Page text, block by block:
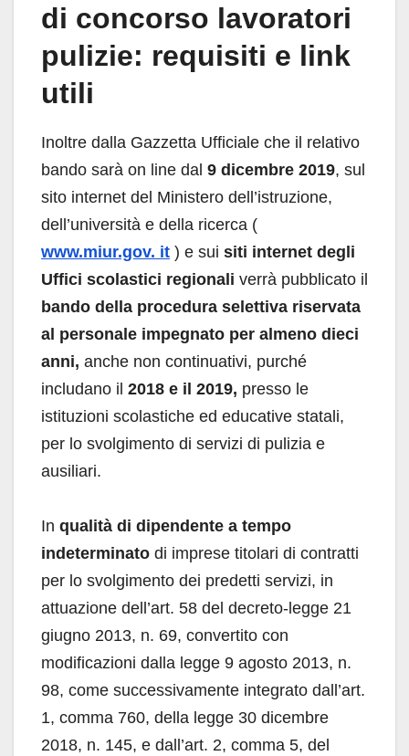
di concorso lavoratori
pulizie: requisiti e link
utili
Inoltre dalla Gazzetta Ufficiale che il relativo
bando sarà on line dal 9 dicembre 2019, sul
sito internet del Ministero dell’istruzione,
dell’università e della ricerca (
www.miur.gov. it ) e sui siti internet degli
Uffici scolastici regionali verrà pubblicato il
bando della procedura selettiva riservata
al personale impegnato per almeno dieci
anni, anche non continuativi, purché
includano il 2018 e il 2019, presso le
istituzioni scolastiche ed educative statali,
per lo svolgimento di servizi di pulizia e
ausiliari.
In qualità di dipendente a tempo
indeterminato di imprese titolari di contratti
per lo svolgimento dei predetti servizi, in
attuazione dell’art. 58 del decreto-legge 21
giugno 2013, n. 69, convertito con
modificazioni dalla legge 9 agosto 2013, n.
98, come successivamente integrato dall’art.
1, comma 760, della legge 30 dicembre
2018, n. 145, e dall’art. 2, comma 5, del